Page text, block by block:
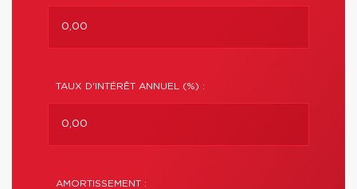
TAUX D'INTÉRÊT ANNUEL (%) :
AMORTISSEMENT :